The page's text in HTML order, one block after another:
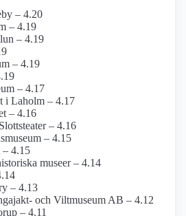
– 4.20
– 4.19
– 4.19
– 4.19
– 4.17
i Laholm – 4.17
– 4.16
– 4.16
– 4.15
– 4.15
museer – 4.14
– 4.13
och Viltmuseum AB – 4.12
– 4.11